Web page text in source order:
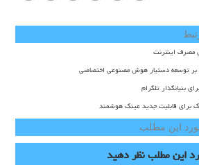
مصرف اینترنت
بر توسعه دستیار هوش مصنوعی اختصاصی
بنیانگذار تلگرام
برای قابلیت جدید عینک هوشمند
این مطلب
این مطلبنظر دهید